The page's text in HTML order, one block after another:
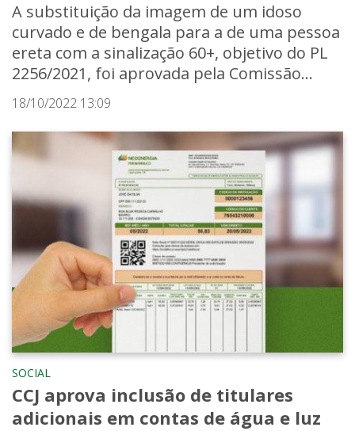
A substituição da imagem de um idoso
curvado e de bengala para a de uma pessoa
ereta com a sinalização 60+, objetivo do PL
2256/2021, foi aprovada pela Comissão...
18/10/2022 13:09
SOCIAL
CCJ aprova inclusão de titulares
adicionais em contas de água e luz